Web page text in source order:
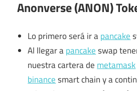
Anonverse (ANON)
Lo primero será ir apancake
Al llegar apancakeswap
nuestra cartera de metamask
binancesmart chain y a